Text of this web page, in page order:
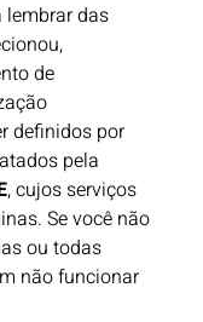
lembrar das
de
definidos por
pela
, cujos serviços
Se você não
ou todas
não funcionar